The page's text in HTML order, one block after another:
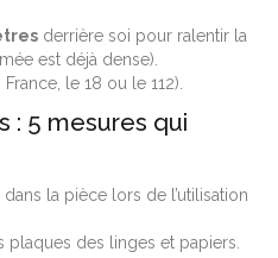
derrière soi pour ralentir la
est déjà dense).
France, le 18 ou le 112).
: 5 mesures qui
la pièce lors de l’utilisation
plaques des linges et papiers.